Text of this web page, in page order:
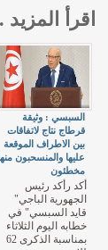
اقرأ المزيد
السبسي : وثيقة
قرطاج نتاج لاتفاقات
بين الاطراف الموقعة
عليها والمنسحبون
مخطئون
أكد رأكد رئيس
الجهورية الباجي"
قايد السبسي" في
خطابه اليوم الثلاثاء
بمناسبة الذكرى 62